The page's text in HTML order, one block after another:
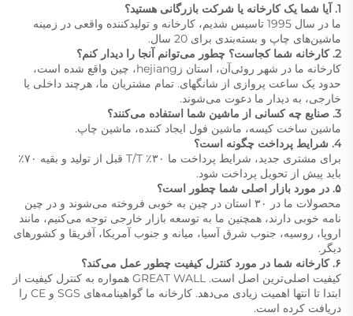
1. آیا شما یک کارخانه یا شرکت بازرگانی هستید؟
ما در سال 1995 تاسیس شدیم، کارخانه و تولیدکننده واقعی در زمینه
ماشین‌های چاپ و بسته‌بندی برای 20 سال.
2. کارخانه شما کجاست؟ چطور می‌توانم آنجا را دیدار کنم؟
کارخانه ما در شهر روئی‌آن، استان زhejiang، چین واقع شده است،
حدود یک ساعت پروازی از شانگهای. تمام مشتریان ما، هرچند داخلی یا
خارجی، به دیدار ما دعوت می‌شوند.
3. صنایع چه کسانی از ماشین شما استفاده می‌کنند؟
ماشین ساخت کیسه، ماشین فول ایجاد کننده، ماشین چاپ.
4. شرایط پرداخت چگونه است؟
برای مشتری جدید، شرایط پرداخت ما ۳۰٪ T/T قبل از تولید و بقیه ۷۰٪
باید پیش از تحویل پرداخت شود.
۵. در مورد بازار اصلی شما چطور است؟
محصولات ما در ۳۰ استان در چین به خوبی فروخته می‌شوند و در چین
نامه خوبی دارند، همچنین ما به توسعه بازار خارجی توجه می‌کنیم، مانند
اروپا، روسیه، جنوب شرق آسیا، میانه و جنوب آمریکا، آفریقا و کشورهای
دیگر.
۶. کارخانه شما در مورد کنترل کیفیت چطور عمل می‌کند؟
کیفیت اصلی‌ترین اصل است. GREAT WALL همواره به کنترل کیفیت از
ابتدا تا انتها اهمیت زیادی می‌دهد. کارخانه ما گواهینامه‌های SGS و CE را
دریافت کرده است.